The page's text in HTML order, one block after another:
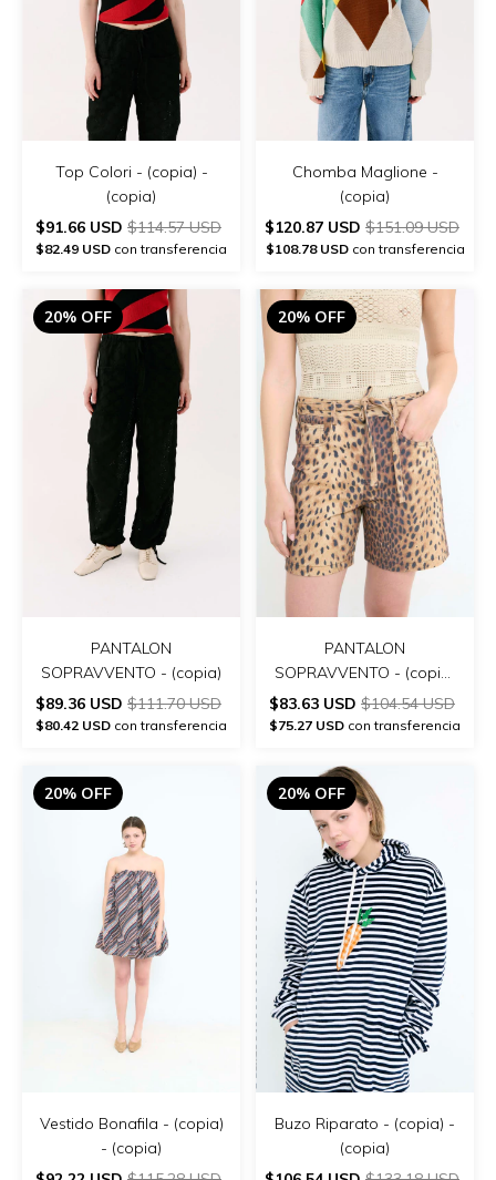
Top Colori - (copia) -
(copia)
$91.66 USD $114.57 USD
$82.49 USD con transferencia
Chomba Maglione -
(copia)
$120.87 USD $151.09 USD
$108.78 USDcon transferencia
20% OFF
PANTALON
SOPRAVVENTO - (copia)
$89.36 USD $111.70 USD
$80.42 USD con transferencia
20% OFF
PANTALON
SOPRAVVENTO - (copia)
- (copia) - (copia)
$83.63 USD $104.54 USD
$75.27 USD con transferencia
20% OFF
Vestido Bonafila - (copia)
- (copia)
20% OFF
Buzo Riparato - (copia) -
(copia)